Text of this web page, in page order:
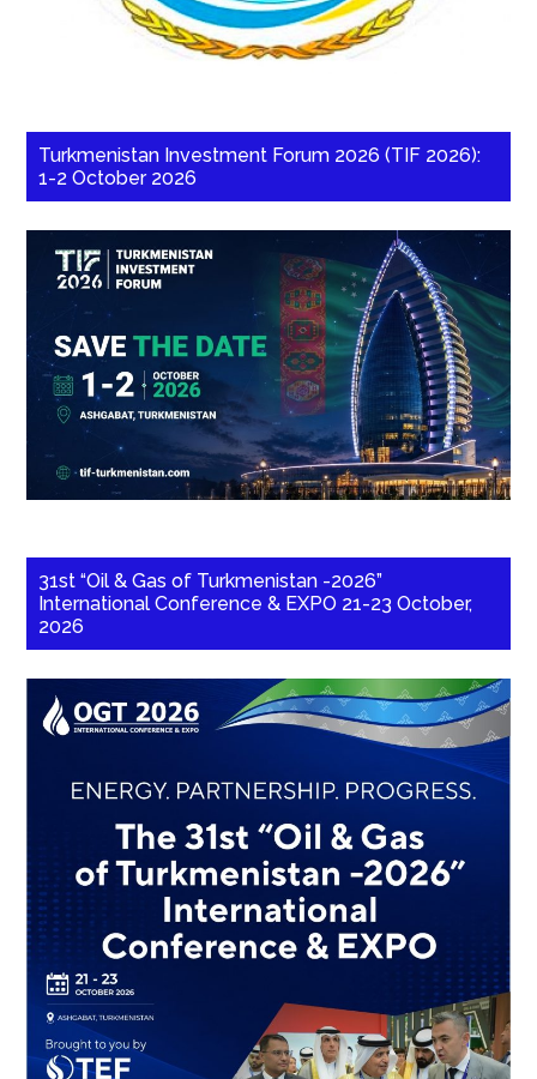
Turkmenistan Investment Forum 2026 (TIF 2026):
1-2 October 2026
31st “Oil & Gas of Turkmenistan -2026”
International Conference & EXPO 21-23 October,
2026